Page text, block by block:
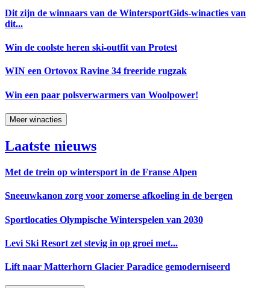
Dit zijn de winnaars van de WintersportGids-winacties van
dit...
Win de coolste heren ski-outfit van Protest
WIN een Ortovox Ravine 34 freeride rugzak
Win een paar polsverwarmers van Woolpower!
Meer winacties
Laatste nieuws
Met de trein op wintersport in de Franse Alpen
Sneeuwkanon zorg voor zomerse afkoeling in de bergen
Sportlocaties Olympische Winterspelen van 2030
Levi Ski Resort zet stevig in op groei met...
Lift naar Matterhorn Glacier Paradice gemoderniseerd